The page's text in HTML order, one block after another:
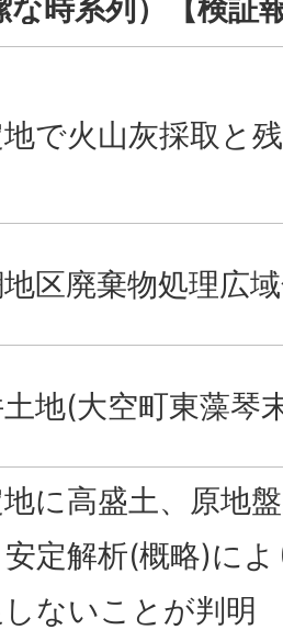
な時系列）【検証
で火山灰採取と
区廃棄物処理広
地(大空町東藻琴
に高盛土、原地
安定解析(概略)に
ないことが判明